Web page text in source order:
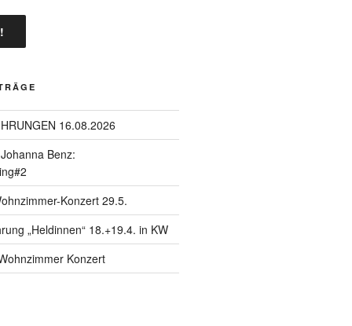
16.08.2026
Benz:
Konzert 29.5.
„Heldinnen“ 18.+19.4. in KW
Konzert